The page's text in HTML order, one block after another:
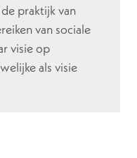
praktijk van
van sociale
visie op
als visie